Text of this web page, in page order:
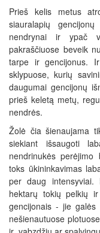
Prieš kelis metus
siauralapių
nendrynai ir ypač
pakraščiuose beveik
tarpe ir gencijonus.
sklypuose, kurių
daugumai gencijonų
prieš keletą metų,
nendrės.
Žolė čia šienaujama
siekiant išsaugoti
nendrinukės
toks ūkininkavimas
per daug intensyviai.
hektarų tokių pelkių
gencijonais - jie galės
nešienautuose